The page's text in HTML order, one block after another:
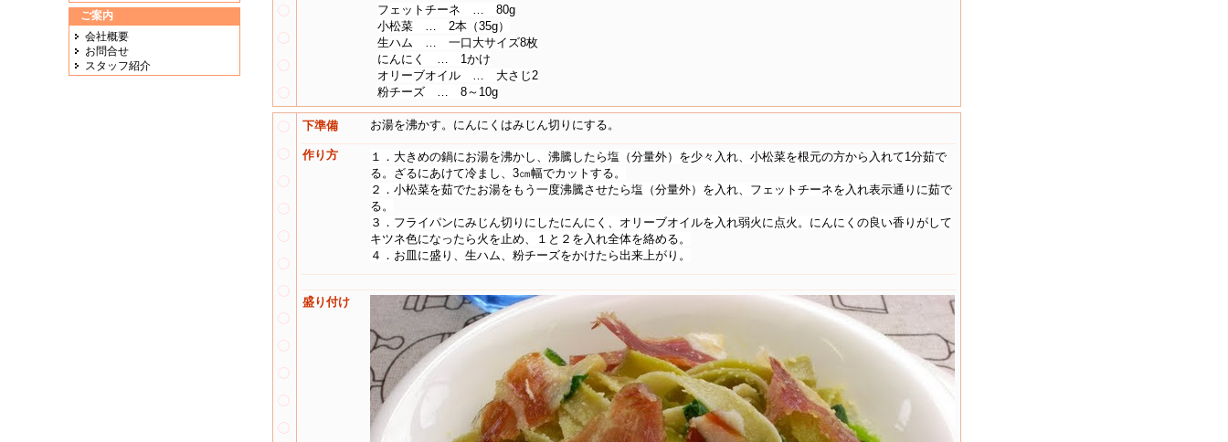
ご案内
会社概要
お問合せ
スタッフ紹介
フェットチーネ … 80g
小松菜 … 2本（35g）
生ハム … 一口大サイズ8枚
にんにく … 1かけ
オリーブオイル … 大さじ2
粉チーズ … 8～10g
下準備 お湯を沸かす。にんにくはみじん切りにする。
作り方
１．大きめの鍋にお湯を沸かし、沸騰したら塩（分量外）を少々入れ、小松菜を根元の方から入れて1分茹で
る。ざるにあけて冷まし、3㎝幅でカットする。
２．小松菜を茹でたお湯をもう一度沸騰させたら塩（分量外）を入れ、フェットチーネを入れ表示通りに茹で
る。
３．フライパンにみじん切りにしたにんにく、オリーブオイルを入れ弱火に点火。にんにくの良い香りがして
キツネ色になったら火を止め、１と２を入れ全体を絡める。
４．お皿に盛り、生ハム、粉チーズをかけたら出来上がり。
盛り付け